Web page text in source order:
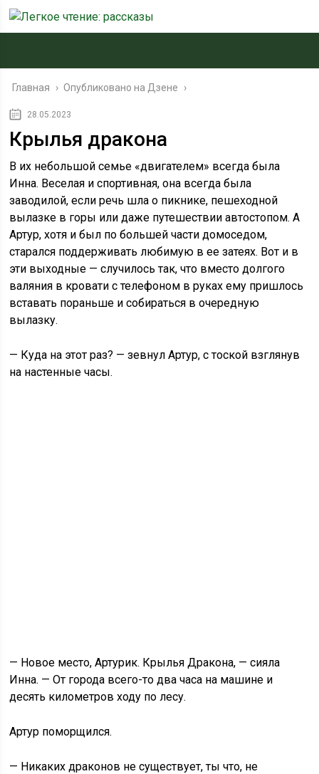
Главная › Опубликовано на Дзене ›
28.05.2023
Крылья дракона
В их небольшой семье «двигателем» всегда была
Инна. Веселая и спортивная, она всегда была
заводилой, если речь шла о пикнике, пешеходной
вылазке в горы или даже путешествии автостопом. А
Артур, хотя и был по большей части домоседом,
старался поддерживать любимую в ее затеях. Вот и в
эти выходные — случилось так, что вместо долгого
валяния в кровати с телефоном в руках ему пришлось
вставать пораньше и собираться в очередную
вылазку.
— Куда на этот раз? — зевнул Артур, с тоской взглянув
на настенные часы.
— Новое место, Артурик. Крылья Дракона, — сияла
Инна. — От города всего-то два часа на машине и
десять километров ходу по лесу.
Артур поморщился.
— Никаких драконов не существует, ты что, не